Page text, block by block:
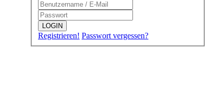
LOGIN
Registrieren! Passwort vergessen?